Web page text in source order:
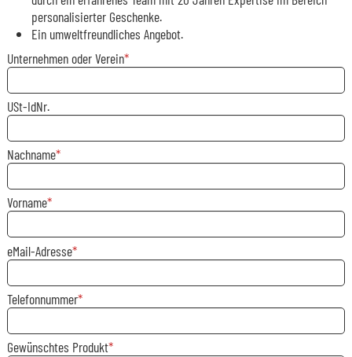
personalisierter Geschenke.
Ein umweltfreundliches Angebot.
Unternehmen oder Verein
USt-IdNr.
Nachname
Vorname
eMail-Adresse
Telefonnummer
Gewünschtes Produkt